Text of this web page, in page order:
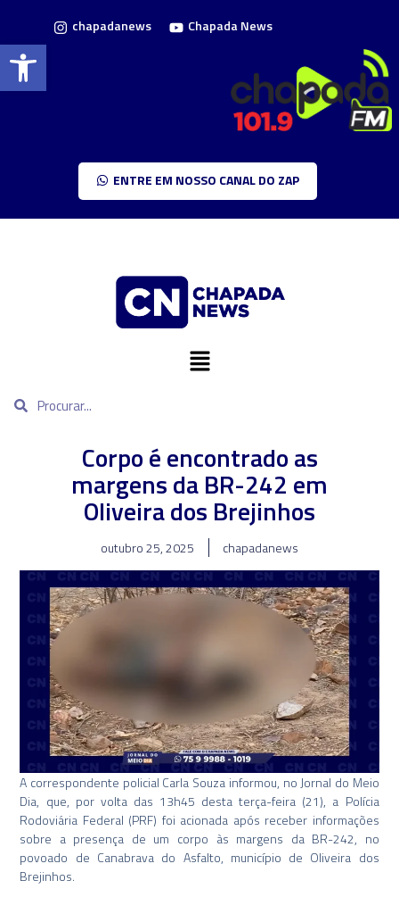
Barra de Ferramentas Aberta
chapadanews Chapada News
ENTRE EM NOSSO CANAL DO ZAP
Corpo é encontrado as
margens da BR-242 em
Oliveira dos Brejinhos
outubro 25, 2025 chapadanews
A correspondente policial Carla Souza informou, no Jornal do Meio
Dia, que, por volta das 13h45 desta terça-feira (21), a Polícia
Rodoviária Federal (PRF) foi acionada após receber informações
sobre a presença de um corpo às margens da BR-242, no
povoado de Canabrava do Asfalto, município de Oliveira dos
Brejinhos.